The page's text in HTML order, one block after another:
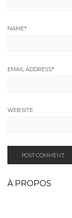
NAME*
EMAIL ADDRESS*
WEBSITE
À PROPOS